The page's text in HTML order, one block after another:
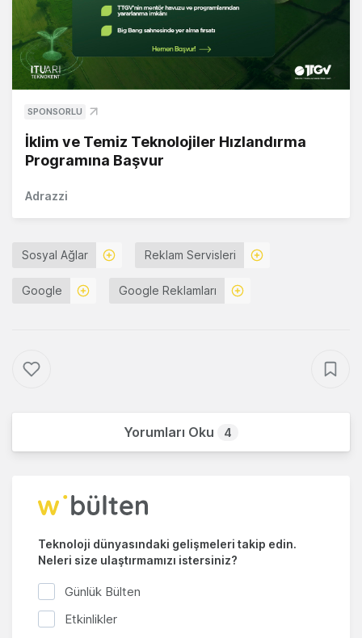
SPONSORLU
İklim ve Temiz Teknolojiler Hızlandırma
Programına Başvur
Adrazzi
Sosyal Ağlar Reklam Servisleri
Google Google Reklamları
Yorumları Oku 4
Teknoloji dünyasındaki gelişmeleri takip edin.
Neleri size ulaştırmamızı istersiniz?
Günlük Bülten
Etkinlikler